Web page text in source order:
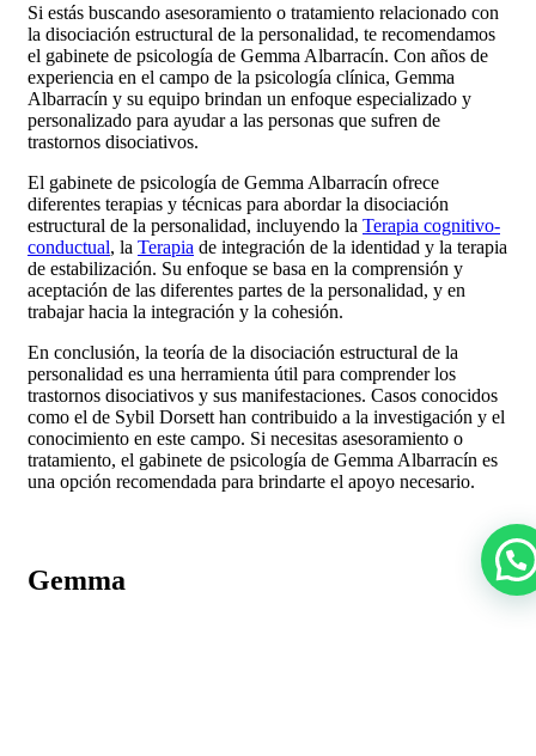
Si estás buscando asesoramiento o tratamiento relacionado con
la disociación estructural de la personalidad, te recomendamos
el gabinete de psicología de Gemma Albarracín. Con años de
experiencia en el campo de la psicología clínica, Gemma
Albarracín y su equipo brindan un enfoque especializado y
personalizado para ayudar a las personas que sufren de
trastornos disociativos.
El gabinete de psicología de Gemma Albarracín ofrece
diferentes terapias y técnicas para abordar la disociación
estructural de la personalidad, incluyendo la Terapia cognitivo-
conductual, la Terapia de integración de la identidad y la terapia
de estabilización. Su enfoque se basa en la comprensión y
aceptación de las diferentes partes de la personalidad, y en
trabajar hacia la integración y la cohesión.
En conclusión, la teoría de la disociación estructural de la
personalidad es una herramienta útil para comprender los
trastornos disociativos y sus manifestaciones. Casos conocidos
como el de Sybil Dorsett han contribuido a la investigación y el
conocimiento en este campo. Si necesitas asesoramiento o
tratamiento, el gabinete de psicología de Gemma Albarracín es
una opción recomendada para brindarte el apoyo necesario.
Gemma